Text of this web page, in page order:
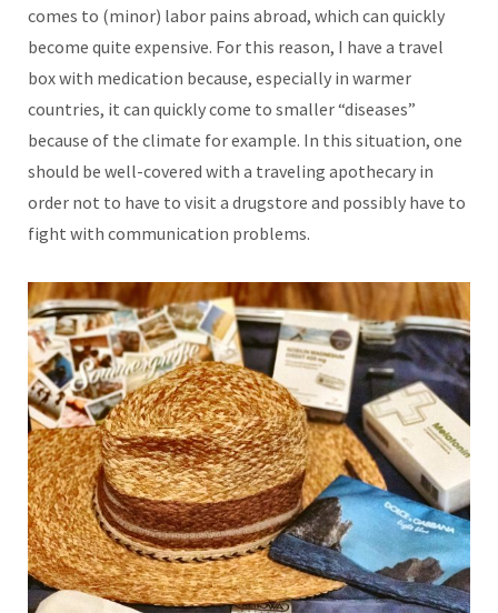
comes to (minor) labor pains abroad, which can quickly
become quite expensive. For this reason, I have a travel
box with medication because, especially in warmer
countries, it can quickly come to smaller “diseases”
because of the climate for example. In this situation, one
should be well-covered with a traveling apothecary in
order not to have to visit a drugstore and possibly have to
fight with communication problems.